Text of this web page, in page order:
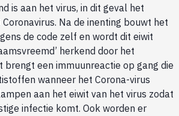
is aan het virus, in dit geval het
Coronavirus. Na de inenting bouwt het
de code zelf en wordt dit eiwit
herkend door het
brengt een immuunreactie op gang die
wanneer het Corona-virus
aan het eiwit van het virus zodat
infectie komt. Ook worden er